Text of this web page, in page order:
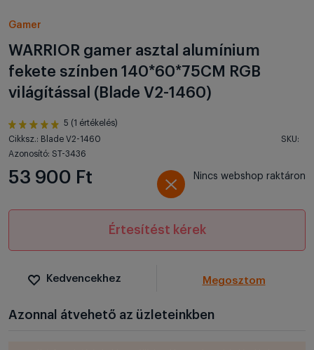
Gamer
WARRIOR gamer asztal alumínium
fekete színben 140*60*75CM RGB
világítással (Blade V2-1460)
5 (1 értékelés)
Cikksz.: Blade V2-1460
SKU:
Azonosító: ST-3436
53 900 Ft Nincs webshop raktáron
Értesítést kérek
Kedvencekhez Megosztom
Azonnal átvehető az üzleteinkben